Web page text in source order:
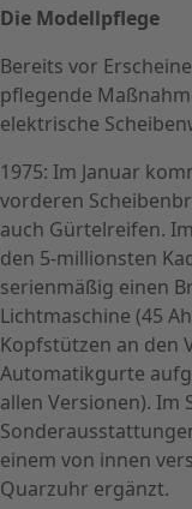
Die Modellpflege
Bereits vor
pflegende
elektrische
1975: Im Januar
vorderen
auch Gürtelreifen.
den 5-millionsten
serienmäßig einen
Lichtmaschine (45
Kopfstützen an den
Automatikgurte
allen Versionen). Im
einem von innen
Quarzuhr ergänzt.